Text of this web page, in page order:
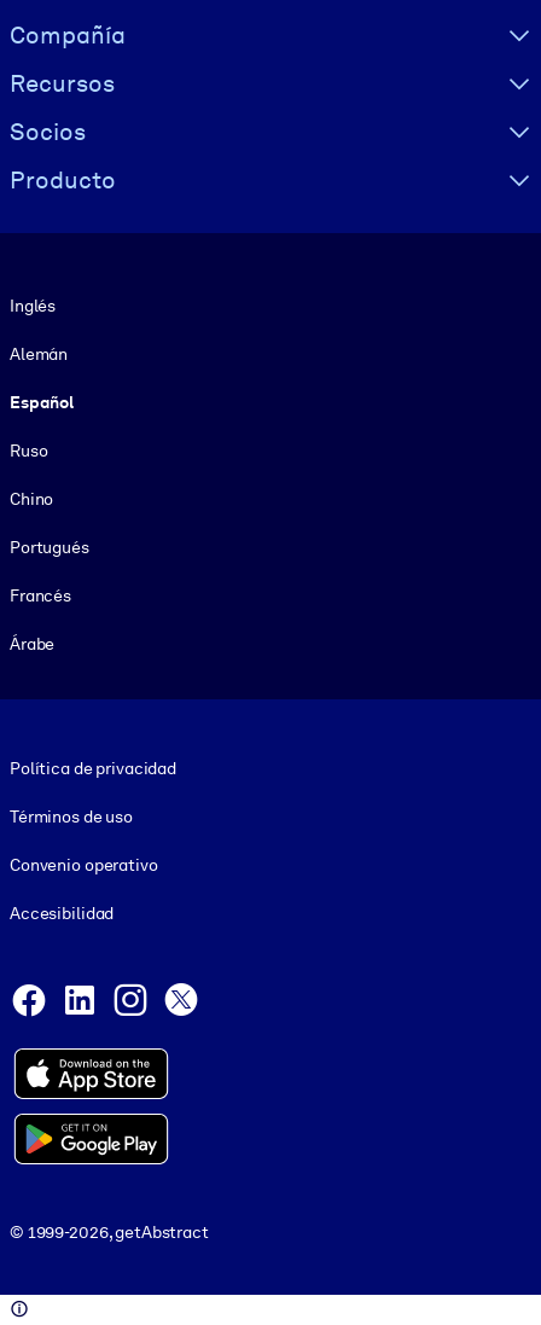
Visually hidden Text
Compañía
Recursos
Socios
Producto
Inglés
Alemán
Español
Ruso
Chino
Portugués
Francés
Árabe
Política de privacidad
Términos de uso
Convenio operativo
Accesibilidad
Facebook
LinkedInInstagram
© 1999-2026, getAbstract